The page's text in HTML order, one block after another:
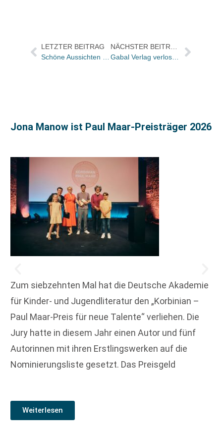
LETZTER BEITRAG
Schöne Aussichten – 6. Frankfurter Literaturgespräch
NÄCHSTER BEITRAG
Gabal Verlag verlost zehn Eintrittskarten für Leipziger Buchmesse
Jona Manow ist Paul Maar-Preisträger 2026
Zum siebzehnten Mal hat die Deutsche Akademie
für Kinder- und Jugendliteratur den „Korbinian –
Paul Maar-Preis für neue Talente“ verliehen. Die
Jury hatte in diesem Jahr einen Autor und fünf
Autorinnen mit ihren Erstlingswerken auf die
Nominierungsliste gesetzt. Das Preisgeld
Weiterlesen